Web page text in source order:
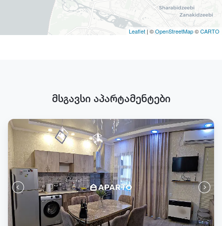
Leaflet | ©OpenStreetMap©CARTO
მსგავსი აპარტამენტები